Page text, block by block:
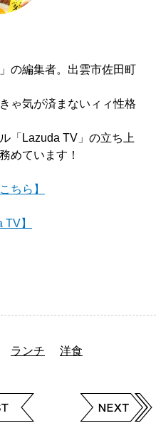
の編集者。出雲市佐田町
ゃ気が済まないィィ性格
「Lazuda TV」の立ち上
めています！
ちら】
】
ランチ 洋食